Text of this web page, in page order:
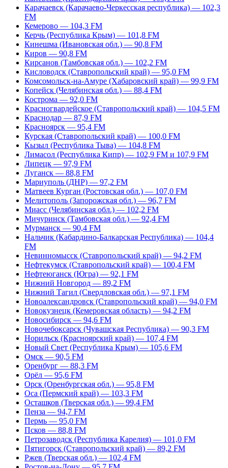
Карачаевск (Карачаево-Черкесская республика) — 102,3
FM
Кемерово — 104,3 FM
Керчь (Республика Крым) — 101,8 FM
Кинешма (Ивановская обл.) — 90,8 FM
Киров — 90,8 FM
Кирсанов (Тамбовская обл.) — 102,2 FM
Кисловодск (Ставропольский край) — 95,0 FM
Комсомольск-на-Амуре (Хабаровский край) — 99,9 FM
Копейск (Челябинская обл.) — 88,4 FM
Кострома — 92,0 FM
Красногвардейское (Ставропольский край) — 104,5 FM
Краснодар — 87,9 FM
Красноярск — 95,4 FM
Курская (Ставропольский край) — 100,0 FM
Кызыл (Республика Тыва) — 104,8 FM
Лимасол (Республика Кипр) — 102,9 FM и 107,9 FM
Липецк — 97,9 FM
Луганск — 88,8 FM
Мариуполь (ДНР) — 97,2 FM
Матвеев Курган (Ростовская обл.) — 107,0 FM
Мелитополь (Запорожская обл.) — 96,7 FM
Миасс (Челябинская обл.) — 102,2 FM
Мичуринск (Тамбовская обл.) — 92,4 FM
Мурманск — 90,4 FM
Нальчик (Кабардино-Балкарская Республика) — 104,4
FM
Невинномысск (Ставропольский край) — 94,2 FM
Нефтекумск (Ставропольский край) — 100,4 FM
Нефтеюганск (Югра) — 92,1 FM
Нижний Новгород — 89,2 FM
Нижний Тагил (Свердловская обл.) — 97,1 FM
Новоалександровск (Ставропольский край) — 94,0 FM
Новокузнецк (Кемеровская область) — 94,2 FM
Новосибирск — 94,6 FM
Новочебоксарск (Чувашская Республика) — 90,3 FM
Норильск (Красноярский край) — 107,4 FM
Новый Свет (Республика Крым) — 105,6 FM
Омск — 90,5 FM
Оренбург — 88,3 FM
Орёл — 95,6 FM
Орск (Оренбургская обл.) — 95,8 FM
Оса (Пермский край) — 103,3 FM
Осташков (Тверская обл.) — 99,4 FM
Пенза — 94,7 FM
Пермь — 95,0 FM
Псков — 88,8 FM
Петрозаводск (Республика Карелия) — 101,0 FM
Пятигорск (Ставропольский край) — 89,2 FM
Ржев (Тверская обл.) — 102,4 FM